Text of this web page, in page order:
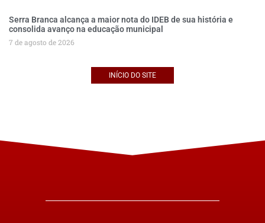
Serra Branca alcança a maior nota do IDEB de sua história e
consolida avanço na educação municipal
7 de agosto de 2026
INÍCIO DO SITE